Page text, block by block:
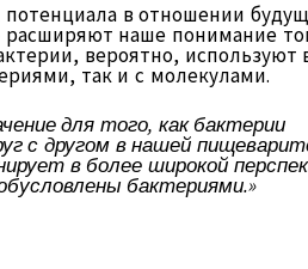
в отношении
наше понимание
вероятно, используют
так и с молекулами.
для того, как бактерии
с другом в нашей
в более широкой
бактериями.»